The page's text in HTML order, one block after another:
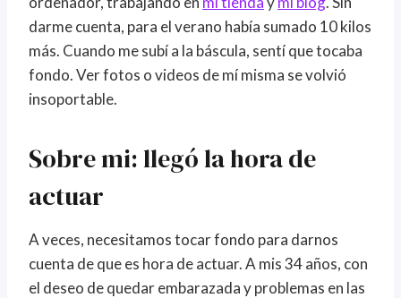
darme cuenta, para el verano había sumado 10 kilos
más. Cuando me subí a la báscula, sentí que tocaba
fondo. Ver fotos o videos de mí misma se volvió
insoportable.
Sobre mi: llegó la hora de
actuar
A veces, necesitamos tocar fondo para darnos
cuenta de que es hora de actuar. A mis 34 años, con
el deseo de quedar embarazada y problemas en las